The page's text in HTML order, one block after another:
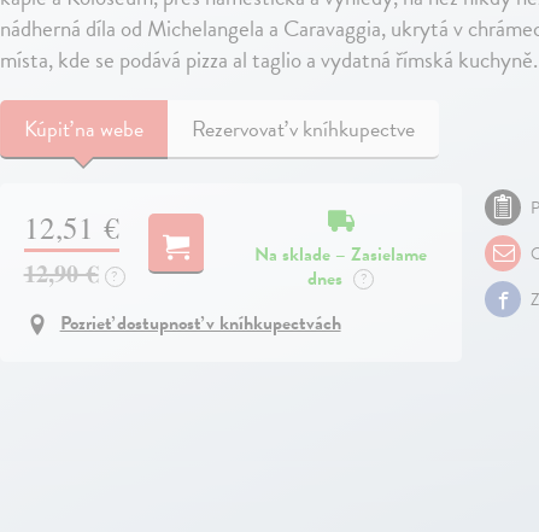
nádherná díla od Michelangela a Caravaggia, ukrytá v
místa, kde se podává pizza al taglio a vydatná římská kuchyně.
Kúpiťna webe Rezervovať v kníhkupectve
12,51 €
12,90 € ?
Na sklade – Zasielame
dnes
?
Pozrieť dostupnosť v kníhkupectvách